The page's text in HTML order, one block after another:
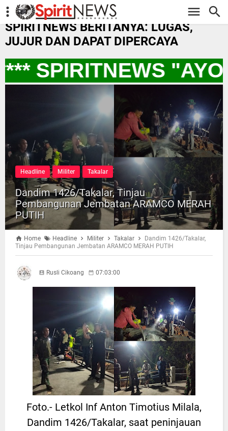
-->
SPIRITNEWS BERITANYA: LUGAS,
JUJUR DAN DAPAT DIPERCAYA
SPIRITNEWS "AYO
Headline Militer Takalar
Dandim 1426/Takalar, Tinjau
Pembangunan Jembatan ARAMCO MERAH
PUTIH
Home Headline Militer Takalar
Dandim 1426/Takalar,
Tinjau Pembangunan Jembatan ARAMCO MERAH PUTIH
Rusli Cikoang 07:03:00
Foto.- Letkol Inf Anton Timotius Milala,
Dandim 1426/Takalar, saat peninjauan